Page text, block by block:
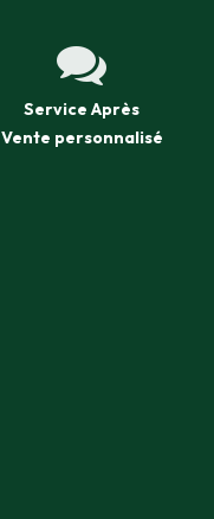
Service Après
Vente personnalisé